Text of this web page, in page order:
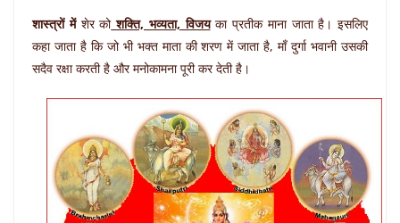
शास्त्रों मेंशेर कोशक्ति, भव्यता, विजयका प्रतीक माना जाता है। इसलिए
कहा जाता है कि जो भी भक्त माता की शरण में जाता है, माँ दुर्गा भवानी उसकी
सदैव रक्षा करती है और मनोकामना पूरी कर देती है।